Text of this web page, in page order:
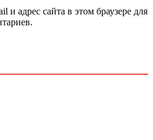
и адрес сайта в этом браузере для